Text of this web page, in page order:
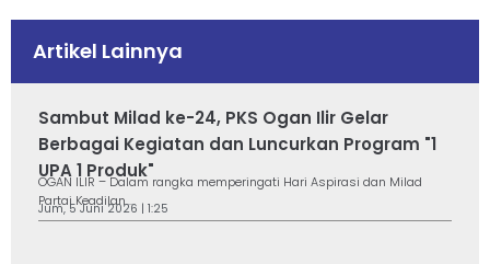
Artikel Lainnya
Sambut Milad ke-24, PKS Ogan Ilir Gelar
Berbagai Kegiatan dan Luncurkan Program "1
UPA 1 Produk"
OGAN ILIR – Dalam rangka memperingati Hari Aspirasi dan Milad
Partai Keadilan...
Jum, 5 Juni 2026 | 1:25